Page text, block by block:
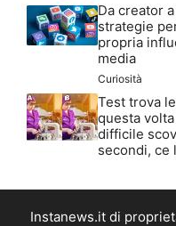
Da creator
strategie
propria
media
Curiosità
Test trova
questa
difficile
secondi, ce
Instanews.it di